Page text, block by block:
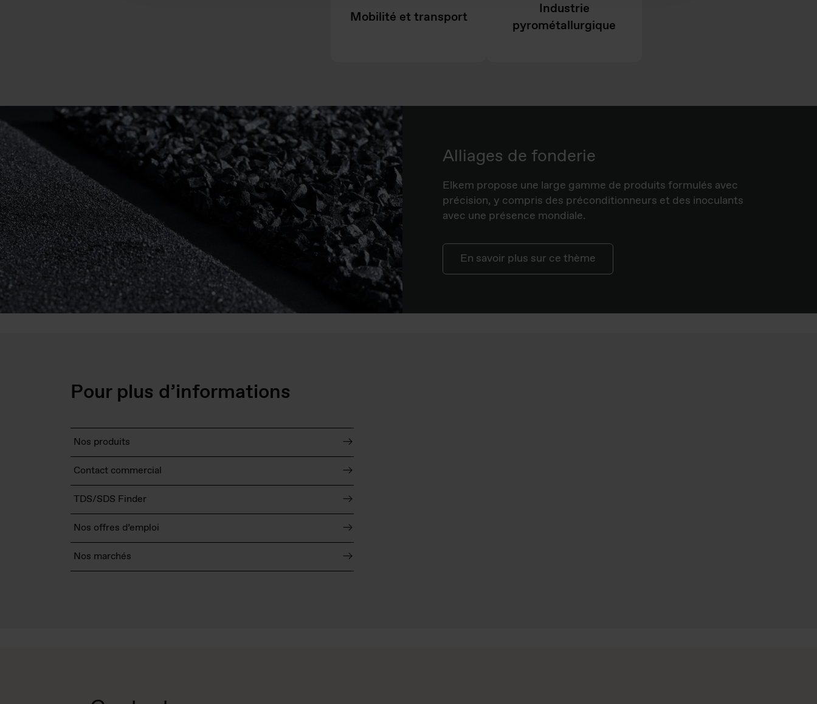
Mobilité et transport
Industrie
pyrométallurgique
Alliages de fonderie
Elkem propose une large gamme de produits formulés avec
précision, y compris des préconditionneurs et des inoculants
avec une présence mondiale.
En savoir plus sur ce thème
Pour plus d’informations
Nos produits
Contact commercial
TDS/SDS Finder
Nos offres d’emploi
Nos marchés